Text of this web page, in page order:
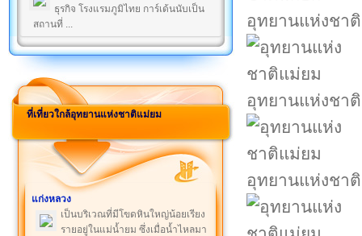
ธุรกิจ โรงแรมภูมิไทย การ์เด้นนับเป็น
สถานที่ ...
ที่เที่ยวใกล้อุทยานแห่งชาติแม่ยม
แก่งหลวง
เป็นบริเวณที่มีโขดหินใหญ่น้อยเรียง
รายอยู่ในแม่น้ำยม ซึ่งเมื่อน้ำไหลมา
อุทยานแห่งชา
อุทยานแห่งชา
อุทยานแห่งชา